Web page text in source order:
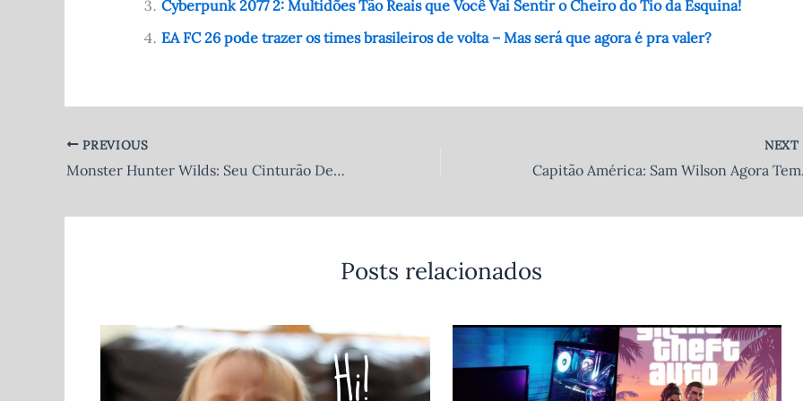
o p
Cyberpunk 2077 2: Multidões Tão Reais que Você Vai Sentir o Cheiro do Tio da Esquina!
EA FC 26 pode trazer os times brasileiros de volta – Mas será que agora é pra valer?
PREVIOUS
Monster Hunter Wilds: Seu Cinturão Define a Faca de Esfolar – Quem Diria que a Moda Influenciava a Caça?
NEXT
Capitão
Posts relacionados